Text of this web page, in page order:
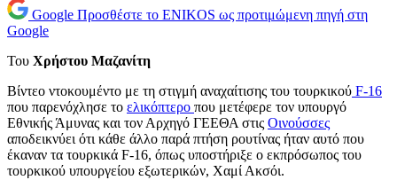
Google Προσθέστε το ENIKOS ως προτιμώμενη πηγή στη
Google
Του Χρήστου Μαζανίτη
Βίντεο ντοκουμέντο με τη στιγμή αναχαίτισης του τουρκικού F-16
που παρενόχλησε το ελικόπτερο που μετέφερε τον υπουργό
Εθνικής Άμυνας και τον Αρχηγό ΓΕΕΘΑ στις Οινούσσες
αποδεικνύει ότι κάθε άλλο παρά πτήση ρουτίνας ήταν αυτό που
έκαναν τα τουρκικά F-16, όπως υποστήριξε ο εκπρόσωπος του
τουρκικού υπουργείου εξωτερικών, Χαμί Ακσόι.